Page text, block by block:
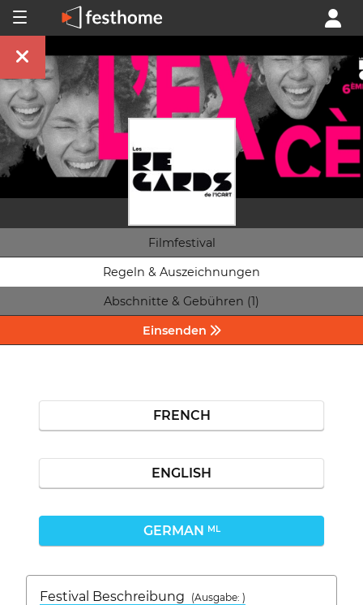
Filmfestival
Regeln & Auszeichnungen
Abschnitte & Gebühren (1)
Einsenden
FRENCH
ENGLISH
GERMAN ML
Festival Beschreibung
(Ausgabe: )